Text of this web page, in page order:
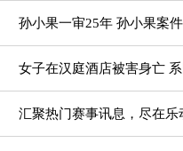
孙小果一审25年 孙小果案
女子在汉庭酒店被害身亡
汇聚热门赛事讯息，尽在乐